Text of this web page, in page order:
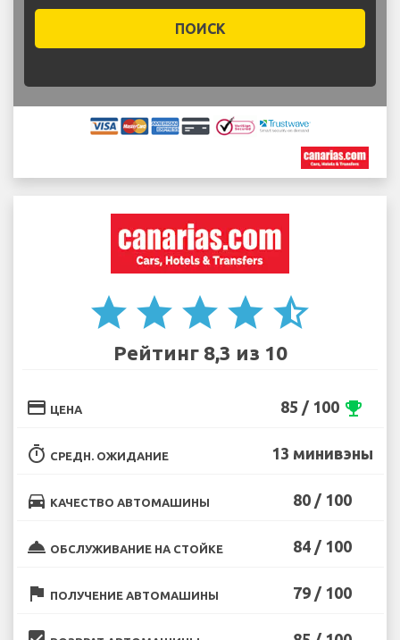
ПОИСК
star star star star star_half
Рейтинг 8,3 из 10
credit_card ЦЕНА 85 / 100 emoji_events
timer СРЕДН. ОЖИДАНИЕ 13 минивэны
directions_car КАЧЕСТВО АВТОМАШИНЫ 80 / 100
room_service ОБСЛУЖИВАНИЕ НА СТОЙКЕ 84 / 100
flag ПОЛУЧЕНИЕ АВТОМАШИНЫ 79 / 100